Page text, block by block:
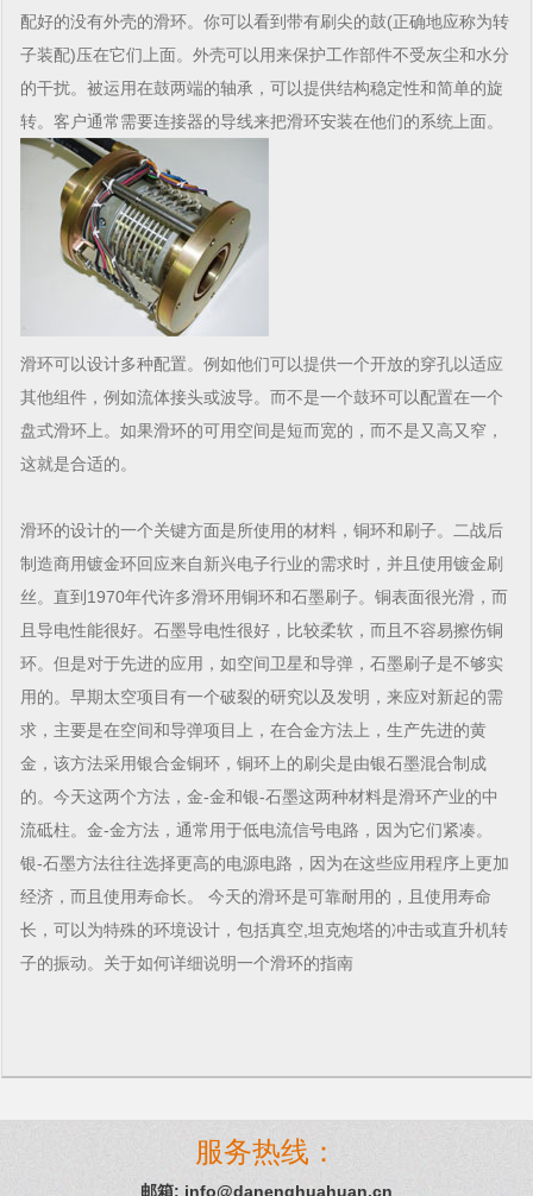
配好的没有外壳的滑环。你可以看到带有刷尖的鼓(正确地应称为转
子装配)压在它们上面。外壳可以用来保护工作部件不受灰尘和水分
的干扰。被运用在鼓两端的轴承，可以提供结构稳定性和简单的旋
转。客户通常需要连接器的导线来把滑环安装在他们的系统上面。
滑环可以设计多种配置。例如他们可以提供一个开放的穿孔以适应
其他组件，例如流体接头或波导。而不是一个鼓环可以配置在一个
盘式滑环上。如果滑环的可用空间是短而宽的，而不是又高又窄，
这就是合适的。
滑环的设计的一个关键方面是所使用的材料，铜环和刷子。二战后
制造商用镀金环回应来自新兴电子行业的需求时，并且使用镀金刷
丝。直到1970年代许多滑环用铜环和石墨刷子。铜表面很光滑，而
且导电性能很好。石墨导电性很好，比较柔软，而且不容易擦伤铜
环。但是对于先进的应用，如空间卫星和导弹，石墨刷子是不够实
用的。早期太空项目有一个破裂的研究以及发明，来应对新起的需
求，主要是在空间和导弹项目上，在合金方法上，生产先进的黄
金，该方法采用银合金铜环，铜环上的刷尖是由银石墨混合制成
的。今天这两个方法，金-金和银-石墨这两种材料是滑环产业的中
流砥柱。金-金方法，通常用于低电流信号电路，因为它们紧凑。
银-石墨方法往往选择更高的电源电路，因为在这些应用程序上更加
经济，而且使用寿命长。 今天的滑环是可靠耐用的，且使用寿命
长，可以为特殊的环境设计，包括真空,坦克炮塔的冲击或直升机转
子的振动。关于如何详细说明一个滑环的指南
服务热线：
邮箱: info@danenghuahuan.cn